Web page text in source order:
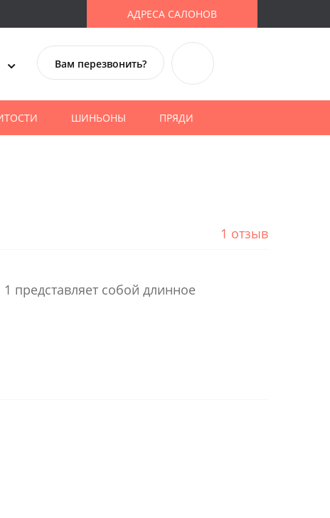
АДРЕСА САЛОНОВ
Вам перезвонить?
ШИНЬОНЫ ПРЯДИ
1 отзыв
представляет собой длинное